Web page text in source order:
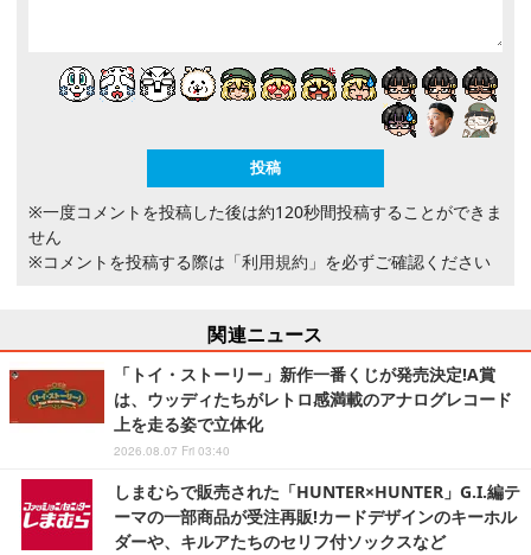
※一度コメントを投稿した後は約120秒間投稿することができま
せん
※コメントを投稿する際は 「利用規約」 を必ずご確認ください
関連ニュース
「トイ・ストーリー」新作一番くじが発売決定!A賞
は、ウッディたちがレトロ感満載のアナログレコード
上を走る姿で立体化
2026.08.07 Fri 03:40
しまむらで販売された「HUNTER×HUNTER」G.I.編テ
ーマの一部商品が受注再販!カードデザインのキーホル
ダーや、キルアたちのセリフ付ソックスなど